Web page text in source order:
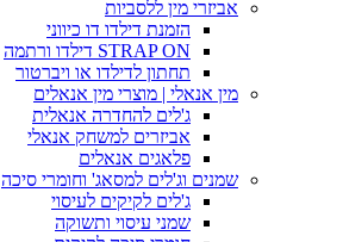
אביזרי מין ללסביות
הזמנת דילדו דו כיווני
STRAP ON דילדו ורתמה
תחתון לדילדו או ויברטור
מין אנאלי | מוצרי מין אנאלים
ג'לים להחדרה אנאלית
אביזרים למשחק אנאלי
פלאגים אנאלים
שמנים וג'לים למסאג' וחומרי סיכה
ג'לים לקיקים לעיסוי
שמני עיסוי ותשוקה